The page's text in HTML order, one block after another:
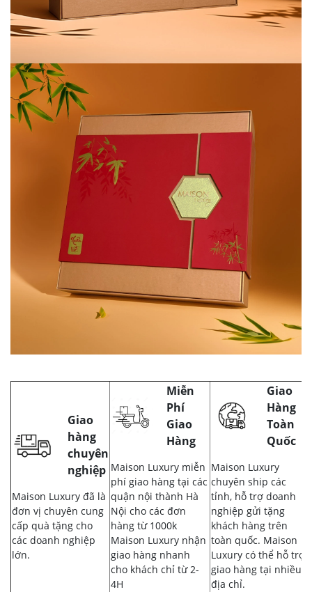
Giao
hàng
chuyên
nghiệp
Maison Luxury đã là
đơn vị chuyên cung
cấp quà tặng cho
các doanh nghiệp
lớn.
Miễn
Phí
Giao
Hàng
Maison Luxury miễn
phí giao hàng tại các
quận nội thành Hà
Nội cho các đơn
hàng từ 1000k
Maison Luxury nhận
giao hàng nhanh
cho khách chỉ từ 2-
4H
Giao
Hàng
Toàn
Quốc
Maison Luxury
chuyên ship các
tỉnh, hỗ trợ doanh
nghiệp gửi tặng
khách hàng trên
toàn quốc. Maison
Luxury có thể hỗ trợ
giao hàng tại nhiều
địa chỉ.